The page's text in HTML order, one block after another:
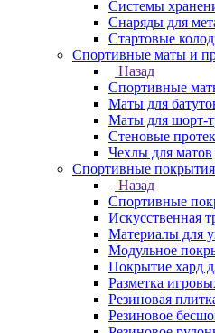
Системы
Снаряды для
Стартовые
Спортивные маты и
Назад
Спортивные
Маты для
Маты для шорт-
Стеновые
Чехлы для матов
Спортивные покрытия
Назад
Спортивные
Искусственная
Материалы для
Модульное
Покрытие хард
Разметка
Резиновая
Резиновое